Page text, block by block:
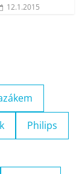
12.1.2015
Philips